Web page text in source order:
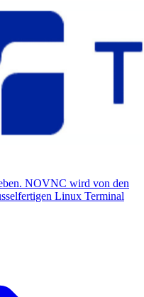
NOVNC wird von den
Linux Terminal